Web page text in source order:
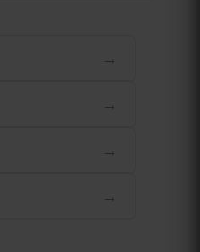
→
→
→
→